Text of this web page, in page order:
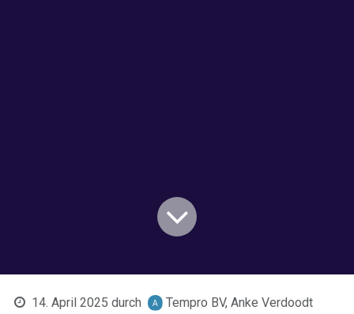
14. April 2025 durch Tempro BV, Anke Verdoodt